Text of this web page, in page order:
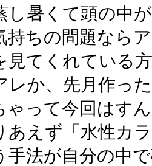
し暑くて頭の中
持ちの問題なら
見てくれている
レか、先月作っ
ゃって今回はす
あえず「水性カ
手法が自分の中